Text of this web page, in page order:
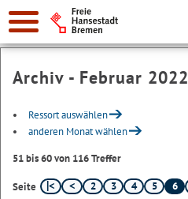
Suche:
Archiv - Februar 2022
Ressort auswählen
anderen Monat wählen
51 bis 60 von 116 Treffer
Seite 2 3 4 5 6